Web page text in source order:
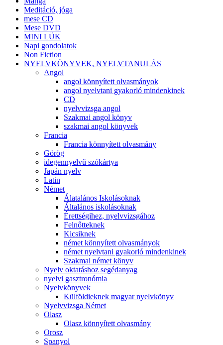
Meditáció, jóga
mese CD
Mese DVD
MINI LÜK
Napi gondolatok
Non Fiction
NYELVKÖNYVEK, NYELVTANULÁS
Angol
angol könnyített olvasmányok
angol nyelvtani gyakorló mindenkinek
CD
nyelvvizsga angol
Szakmai angol könyv
szakmai angol könyvek
Francia
Francia könnyített olvasmány
Görög
idegennyelvű szókártya
Japán nyelv
Latin
Német
Álatalános Iskolásoknak
Általános iskolásoknak
Érettségihez, nyelvvizsgához
Felnőtteknek
Kicsiknek
német könnyített olvasmányok
német nyelvtani gyakorló mindenkinek
Szakmai német könyv
Nyelv oktatáshoz segédanyag
nyelvi gasztronómia
Nyelvkönyvek
Külföldieknek magyar nyelvkönyv
Nyelvvizsga Német
Olasz
Olasz könnyített olvasmány
Orosz
Spanyol